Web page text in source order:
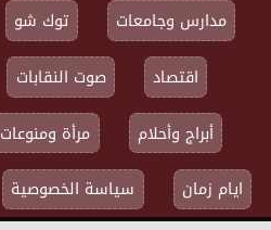
مدارس وجامعات
توك شو
اقتصاد
صوت النقابات
أبراج وأحلام
مرأة ومنوعات
ايام زمان
سياسة الخصوصية